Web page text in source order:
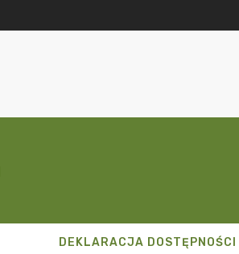
DEKLARACJA DOSTĘPNOŚCI